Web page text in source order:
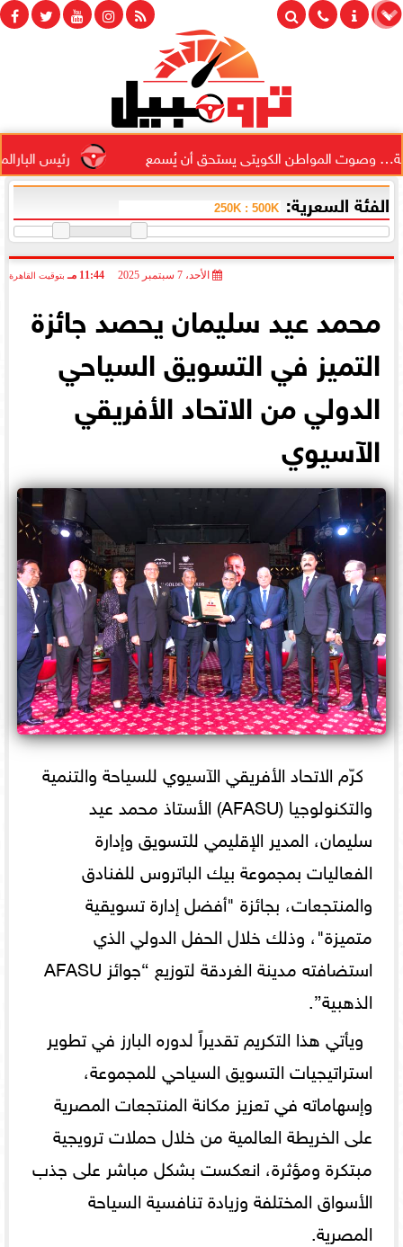
رئيس البارالمبية المواطن الكويتى يستحق أن يُسمع
الفئة السعرية:
الأحد، 7 سبتمبر 2025 11:44 مـ بتوقيت القاهرة
محمد عيد سليمان يحصد جائزة
التميز في التسويق السياحي
الدولي من الاتحاد الأفريقي
الآسيوي
كرّم الاتحاد الأفريقي الآسيوي للسياحة والتنمية
والتكنولوجيا (AFASU) الأستاذ محمد عيد
سليمان، المدير الإقليمي للتسويق وإدارة
الفعاليات بمجموعة بيك الباتروس للفنادق
والمنتجعات، بجائزة "أفضل إدارة تسويقية
متميزة"، وذلك خلال الحفل الدولي الذي
استضافته مدينة الغردقة لتوزيع “جوائز AFASU
الذهبية”.
ويأتي هذا التكريم تقديراً لدوره البارز في تطوير
استراتيجيات التسويق السياحي للمجموعة،
وإسهاماته في تعزيز مكانة المنتجعات المصرية
على الخريطة العالمية من خلال حملات ترويجية
مبتكرة ومؤثرة، انعكست بشكل مباشر على جذب
الأسواق المختلفة وزيادة تنافسية السياحة
المصرية.